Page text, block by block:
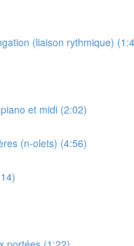
(liaison rythmique)
et midi (2:02)
(n-olets) (4:56)